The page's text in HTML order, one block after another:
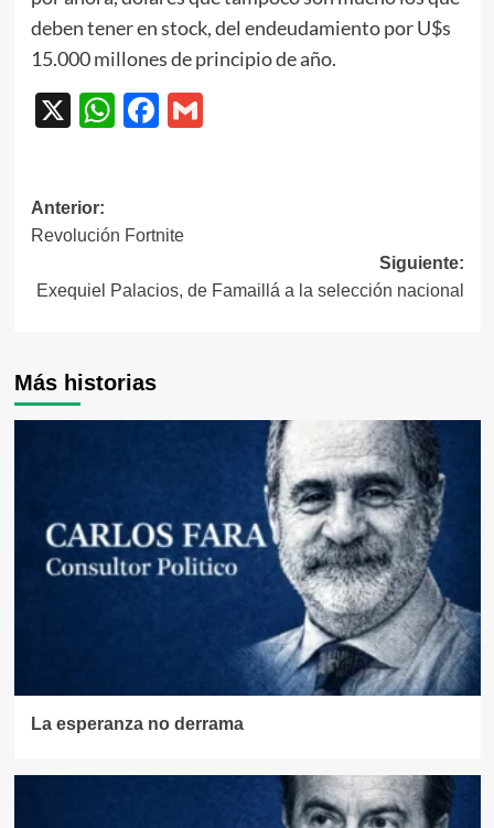
deben tener en stock, del endeudamiento por U$s
15.000 millones de principio de año.
X WhatsApp
Facebook
Gmail
Navegación
de
entradas
Anterior:
Revolución Fortnite
Siguiente:
Exequiel Palacios, de Famaillá a la selección nacional
Más historias
La esperanza no derrama